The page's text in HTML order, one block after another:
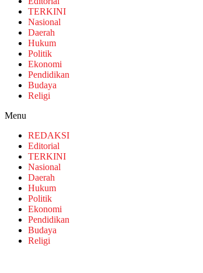
TERKINI
Nasional
Daerah
Hukum
Politik
Ekonomi
Pendidikan
Budaya
Religi
Menu
REDAKSI
Editorial
TERKINI
Nasional
Daerah
Hukum
Politik
Ekonomi
Pendidikan
Budaya
Religi